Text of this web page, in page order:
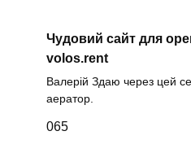
Чудовий сайт для
volos.rent
Валерій Здаю через цей
аератор.
065